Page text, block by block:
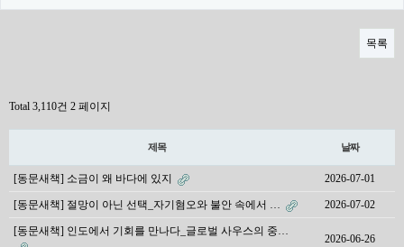
목록
Total 3,110건 2 페이지
제목 날짜
[동문새책] 소금이 왜 바다에 있지 2026-07-01
[동문새책] 절망이 아닌 선택_자기혐오와 불안 속에서 … 2026-07-02
[동문새책] 인도에서 기회를 만나다_글로벌 사우스의 중…
2026-06-26